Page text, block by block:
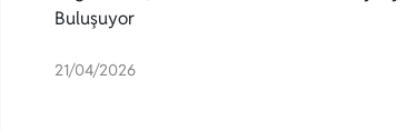
Buluşuyor
21/04/2026